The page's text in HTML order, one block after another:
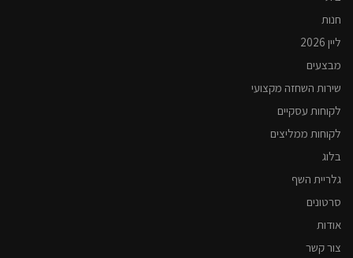
חנות
ליין 2026
מבצעים
שירות השחזה מקצועי
לקוחות עסקיים
לקוחות ממליצים
בלוג
גלריית השף
סרטונים
אודות
צור קשר